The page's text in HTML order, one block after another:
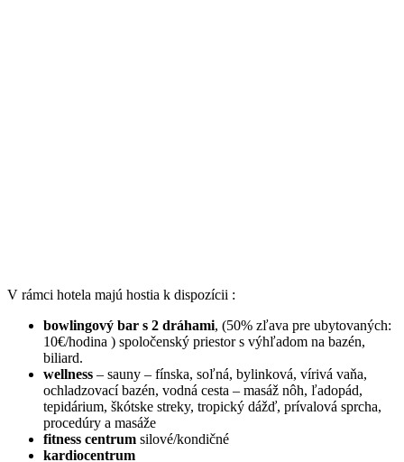
V rámci hotela majú hostia k dispozícii :
bowlingový bar s 2 dráhami, (50% zľava pre ubytovaných:
10€/hodina ) spoločenský priestor s výhľadom na bazén,
biliard.
wellness – sauny – fínska, soľná, bylinková, vírivá vaňa,
ochladzovací bazén, vodná cesta – masáž nôh, ľadopád,
tepidárium, škótske streky, tropický dážď, prívalová sprcha,
procedúry a masáže
fitness centrum silové/kondičné
kardiocentrum